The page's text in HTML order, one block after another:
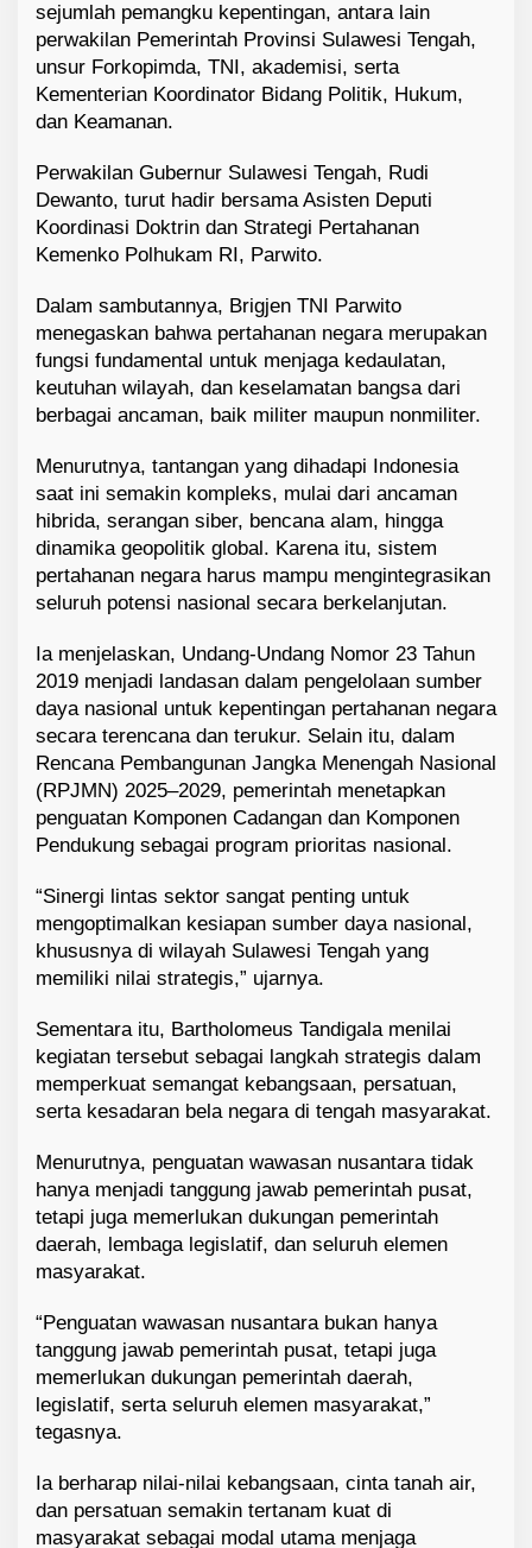
sejumlah pemangku kepentingan, antara lain
perwakilan Pemerintah Provinsi Sulawesi Tengah,
unsur Forkopimda, TNI, akademisi, serta
Kementerian Koordinator Bidang Politik, Hukum,
dan Keamanan.
Perwakilan Gubernur Sulawesi Tengah, Rudi
Dewanto, turut hadir bersama Asisten Deputi
Koordinasi Doktrin dan Strategi Pertahanan
Kemenko Polhukam RI, Parwito.
Dalam sambutannya, Brigjen TNI Parwito
menegaskan bahwa pertahanan negara merupakan
fungsi fundamental untuk menjaga kedaulatan,
keutuhan wilayah, dan keselamatan bangsa dari
berbagai ancaman, baik militer maupun nonmiliter.
Menurutnya, tantangan yang dihadapi Indonesia
saat ini semakin kompleks, mulai dari ancaman
hibrida, serangan siber, bencana alam, hingga
dinamika geopolitik global. Karena itu, sistem
pertahanan negara harus mampu mengintegrasikan
seluruh potensi nasional secara berkelanjutan.
Ia menjelaskan, Undang-Undang Nomor 23 Tahun
2019 menjadi landasan dalam pengelolaan sumber
daya nasional untuk kepentingan pertahanan negara
secara terencana dan terukur. Selain itu, dalam
Rencana Pembangunan Jangka Menengah Nasional
(RPJMN) 2025–2029, pemerintah menetapkan
penguatan Komponen Cadangan dan Komponen
Pendukung sebagai program prioritas nasional.
“Sinergi lintas sektor sangat penting untuk
mengoptimalkan kesiapan sumber daya nasional,
khususnya di wilayah Sulawesi Tengah yang
memiliki nilai strategis,” ujarnya.
Sementara itu, Bartholomeus Tandigala menilai
kegiatan tersebut sebagai langkah strategis dalam
memperkuat semangat kebangsaan, persatuan,
serta kesadaran bela negara di tengah masyarakat.
Menurutnya, penguatan wawasan nusantara tidak
hanya menjadi tanggung jawab pemerintah pusat,
tetapi juga memerlukan dukungan pemerintah
daerah, lembaga legislatif, dan seluruh elemen
masyarakat.
“Penguatan wawasan nusantara bukan hanya
tanggung jawab pemerintah pusat, tetapi juga
memerlukan dukungan pemerintah daerah,
legislatif, serta seluruh elemen masyarakat,”
tegasnya.
Ia berharap nilai-nilai kebangsaan, cinta tanah air,
dan persatuan semakin tertanam kuat di
masyarakat sebagai modal utama menjaga